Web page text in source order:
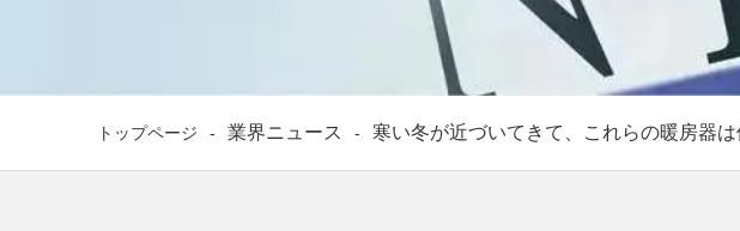
トップページ - 業界ニュース - 寒い冬が近づいてきて、これらの暖房器